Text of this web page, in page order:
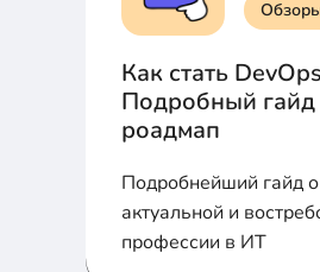
Как стать
Подробный гайд
роадмап
Подробнейший гайд
актуальной и
профессии в ИТ